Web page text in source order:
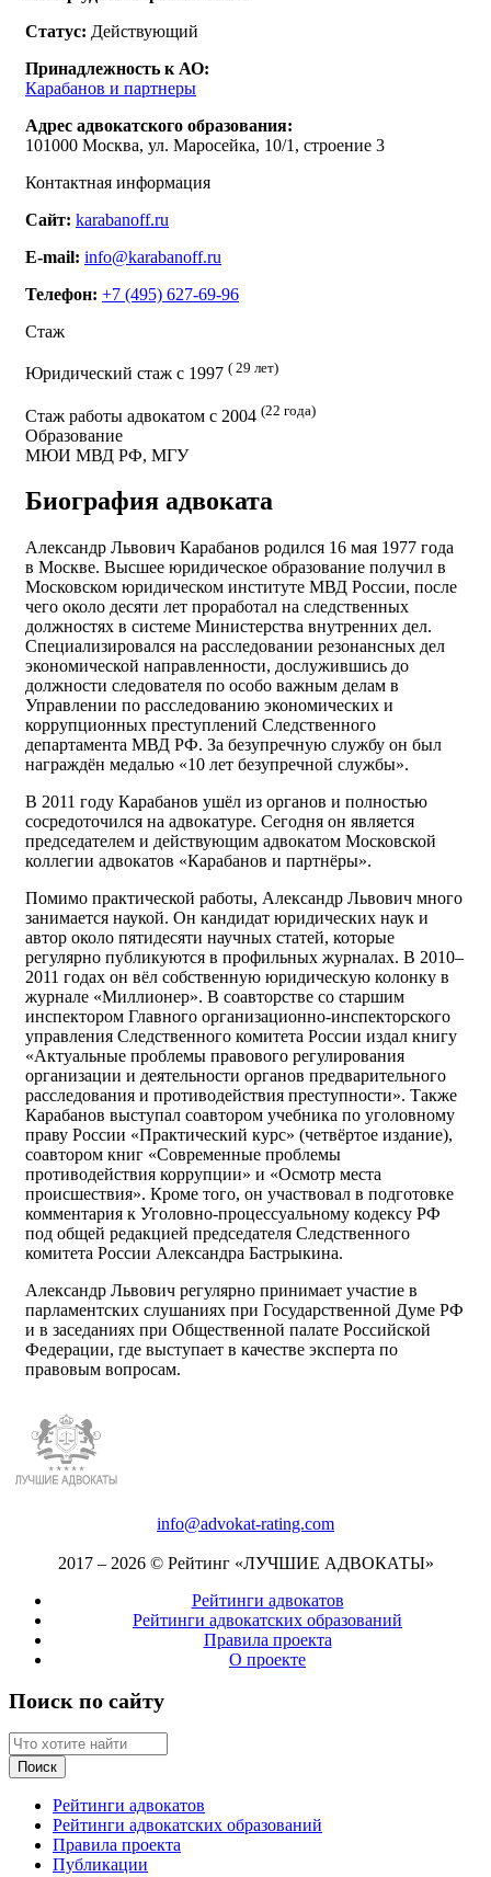
Статус: Действующий
Принадлежность к АО:
Карабанов и партнеры
Адрес адвокатского образования:
101000 Москва, ул. Маросейка, 10/1, строение 3
Контактная информация
Сайт: karabanoff.ru
E-mail: info@karabanoff.ru
Телефон: +7 (495) 627-69-96
Стаж
Юридический стаж с 1997 ( 29 лет)
Стаж работы адвокатом с 2004 (22 года)
Образование
МЮИ МВД РФ, МГУ
Биография адвоката
Александр Львович Карабанов родился 16 мая 1977 года
в Москве. Высшее юридическое образование получил в
Московском юридическом институте МВД России, после
чего около десяти лет проработал на следственных
должностях в системе Министерства внутренних дел.
Специализировался на расследовании резонансных дел
экономической направленности, дослужившись до
должности следователя по особо важным делам в
Управлении по расследованию экономических и
коррупционных преступлений Следственного
департамента МВД РФ. За безупречную службу он был
награждён медалью «10 лет безупречной службы».
В 2011 году Карабанов ушёл из органов и полностью
сосредоточился на адвокатуре. Сегодня он является
председателем и действующим адвокатом Московской
коллегии адвокатов «Карабанов и партнёры».
Помимо практической работы, Александр Львович много
занимается наукой. Он кандидат юридических наук и
автор около пятидесяти научных статей, которые
регулярно публикуются в профильных журналах. В 2010–
2011 годах он вёл собственную юридическую колонку в
журнале «Миллионер». В соавторстве со старшим
инспектором Главного организационно-инспекторского
управления Следственного комитета России издал книгу
«Актуальные проблемы правового регулирования
организации и деятельности органов предварительного
расследования и противодействия преступности». Также
Карабанов выступал соавтором учебника по уголовному
праву России «Практический курс» (четвёртое издание),
соавтором книг «Современные проблемы
противодействия коррупции» и «Осмотр места
происшествия». Кроме того, он участвовал в подготовке
комментария к Уголовно-процессуальному кодексу РФ
под общей редакцией председателя Следственного
комитета России Александра Бастрыкина.
Александр Львович регулярно принимает участие в
парламентских слушаниях при Государственной Думе РФ
и в заседаниях при Общественной палате Российской
Федерации, где выступает в качестве эксперта по
правовым вопросам.
info@advokat-rating.com
2017 – 2026 © Рейтинг «ЛУЧШИЕ АДВОКАТЫ»
Рейтинги адвокатов
Рейтинги адвокатских образований
Правила проекта
О проекте
Поиск по сайту
Рейтинги адвокатов
Рейтинги адвокатских образований
Правила проекта
Публикации